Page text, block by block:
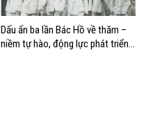
Dấu ấn ba lần Bác Hồ về thăm –
niềm tự hào, động lực phát triển